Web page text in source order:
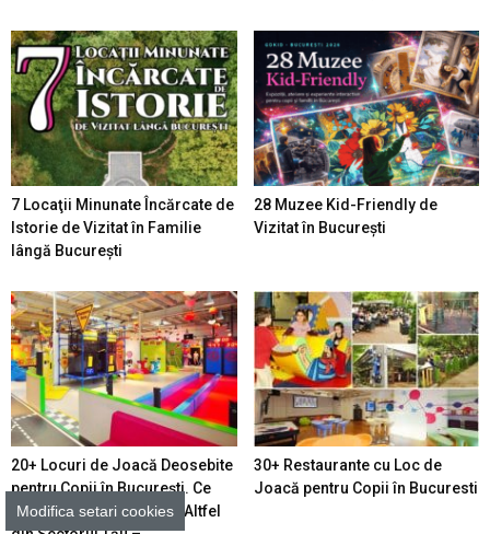
7 Locaţii Minunate Încărcate de
Istorie de Vizitat în Familie
lângă București
28 Muzee Kid-Friendly de
Vizitat în București
20+ Locuri de Joacă Deosebite
pentru Copii în Bucureşti. Ce
Oferă Spaţiile de Joacă Altfel
30+ Restaurante cu Loc de
Joacă pentru Copii în Bucuresti
Modifica setari cookies